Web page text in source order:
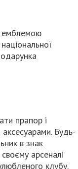
емблемою
прапор і
Будь-
в знак
арсеналі
клубу.